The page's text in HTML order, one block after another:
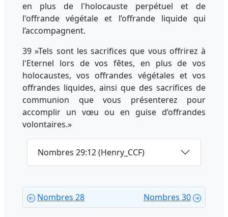
en plus de l'holocauste perpétuel et de
l'offrande végétale et l’offrande liquide qui
l’accompagnent.
39 »Tels sont les sacrifices que vous offrirez à
l'Eternel lors de vos fêtes, en plus de vos
holocaustes, vos offrandes végétales et vos
offrandes liquides, ainsi que des sacrifices de
communion que vous présenterez pour
accomplir un vœu ou en guise d’offrandes
volontaires.»
Nombres 29:12 (Henry_CCF)
Nombres 28 Nombres 30